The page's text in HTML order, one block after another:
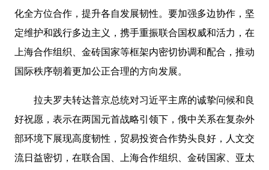
化全方位合作，提升各自发展韧性。要加强多边协作，坚
定维护和践行多边主义，携手重振联合国权威和活力，在
上海合作组织、金砖国家等框架内密切协调和配合，推动
国际秩序朝着更加公正合理的方向发展。
拉夫罗夫转达普京总统对习近平主席的诚挚问候和良
好祝愿，表示在两国元首战略引领下，俄中关系在复杂外
部环境下展现高度韧性，贸易投资合作势头良好，人文交
流日益密切，在联合国、上海合作组织、金砖国家、亚太